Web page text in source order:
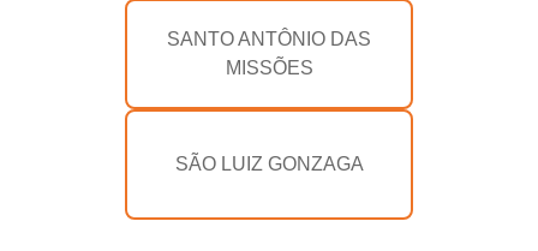
SANTO ANTÔNIO DAS
MISSÕES
SÃO LUIZ GONZAGA